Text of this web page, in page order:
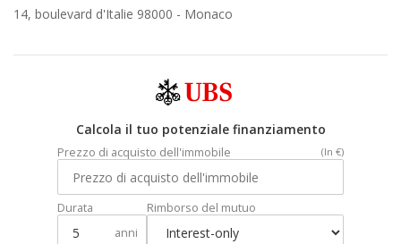
14, boulevard d'Italie 98000 - Monaco
Calcola il tuo potenziale finanziamento
Prezzo di acquisto dell'immobile (In €)
Durata
anni
Rimborso del mutuo